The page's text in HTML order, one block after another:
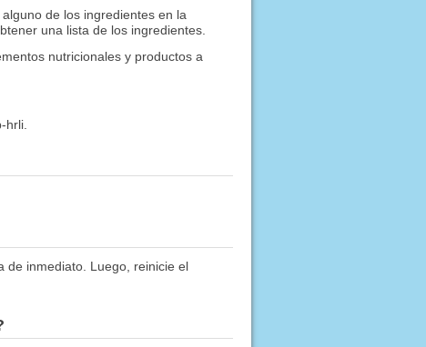
de los ingredientes en la
una lista de los ingredientes.
nutricionales y productos a
hrli.
de inmediato. Luego, reinicie el